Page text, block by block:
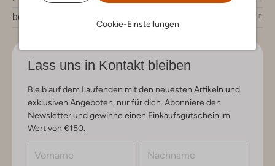
Cookie-Einstellungen
bei Omoda
Lass uns in Kontakt bleiben
Bleib auf dem Laufenden mit den neuesten Artikeln und
exklusiven Angeboten, nur für dich. Abonniere den
Newsletter und gewinne einen Einkaufsgutschein im
Wert von €150.